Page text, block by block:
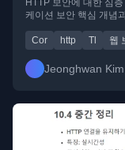
케이션 보안 핵심 개념
Cor http Tl 웹
Jeonghwan Kim